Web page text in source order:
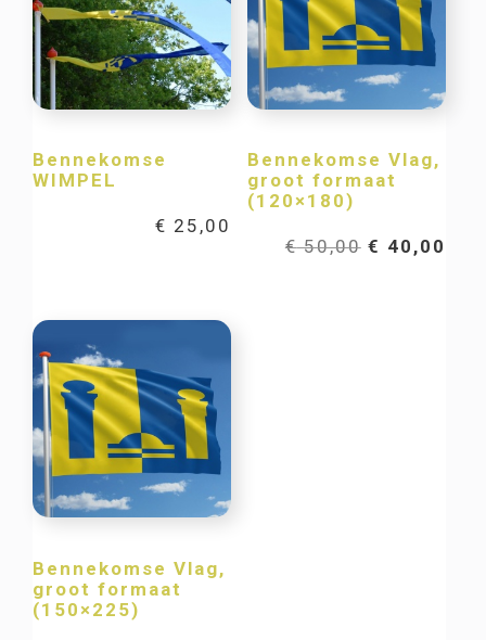
Bennekomse
WIMPEL
€ 25,00
Bennekomse Vlag,
groot formaat
(120×180)
€50,00 € 40,00
Bennekomse Vlag,
groot formaat
(150×225)